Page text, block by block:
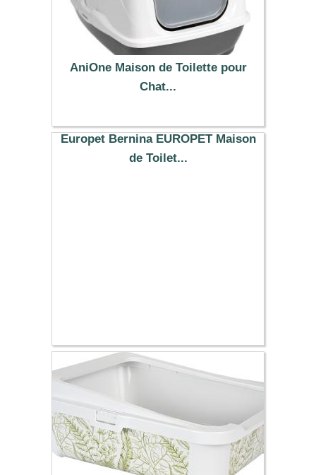
AniOne Maison de Toilette pour
Chat...
17.99 €
Europet Bernina EUROPET Maison
de Toilet...